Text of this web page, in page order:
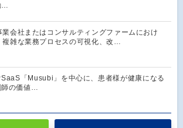
…
業会社またはコンサルティングファームにおけ
複雑な業務プロセスの可視化、改…
「Musubi」を中心に、患者様が健康になる
師の価値…